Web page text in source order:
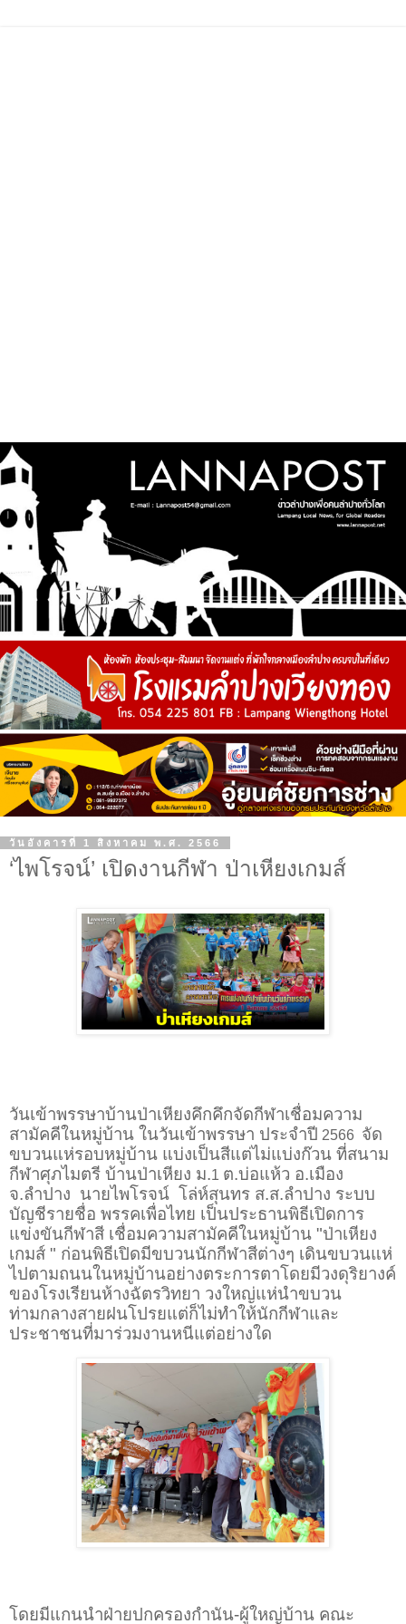
วันอังคารที่ 1 สิงหาคม พ.ศ. 2566
‘ไพโรจน์’ เปิดงานกีฬา ป่าเหียงเกมส์
วันเข้าพรรษาบ้านป่าเหียงคึกคึกจัดกีฬาเชื่อมความ
สามัคคีในหมู่บ้าน ในวันเข้าพรรษา ประจำปี 2566 จัด
ขบวนแห่รอบหมู่บ้าน แบ่งเป็นสีแต่ไม่แบ่งก๊วน ที่สนาม
กีฬาศุภไมตรี บ้านป่าเหียง ม.1 ต.บ่อแห้ว อ.เมือง
จ.ลำปาง นายไพโรจน์ โล่ห์สุนทร ส.ส.ลำปาง ระบบ
บัญชีรายชื่อ พรรคเพื่อไทย เป็นประธานพิธีเปิดการ
แข่งขันกีฬาสี เชื่อมความสามัคคีในหมู่บ้าน "ป่าเหียง
เกมส์ " ก่อนพิธีเปิดมีขบวนนักกีฬาสีต่างๆ เดินขบวนแห่
ไปตามถนนในหมู่บ้านอย่างตระการตาโดยมีวงดุริยางค์
ของโรงเรียนห้างฉัตรวิทยา วงใหญ่แห่นำขบวน
ท่ามกลางสายฝนโปรยแต่ก็ไม่ทำให้นักกีฬาและ
ประชาชนที่มาร่วมงานหนีแต่อย่างใด
โดยมีแกนนำฝ่ายปกครองกำนัน-ผู้ใหญ่บ้าน คณะ